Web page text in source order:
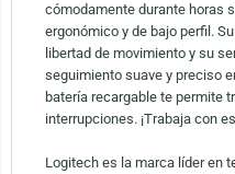
cómodamente durante horas
ergonómico y de bajo perfil.
libertad de movimiento y su
seguimiento suave y preciso
batería recargable te permite
interrupciones. ¡Trabaja con
Logitech es la marca líder en